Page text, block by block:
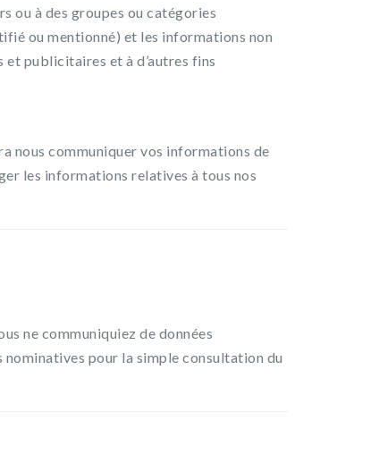
ou à des groupes ou catégories
ou mentionné) et les informations non
et publicitaires et à d’autres fins
nous communiquer vos informations de
les informations relatives à tous nos
ne communiquiez de données
nominatives pour la simple consultation du